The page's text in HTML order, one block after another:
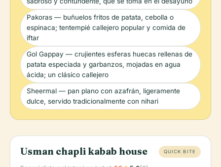
Pakoras — buñuelos fritos de patata, cebolla o
espinaca; tentempié callejero popular y comida de
iftar
Gol Gappay — crujientes esferas huecas rellenas de
patata especiada y garbanzos, mojadas en agua
ácida; un clásico callejero
Sheermal — pan plano con azafrán, ligeramente
dulce, servido tradicionalmente con nihari
Usman chapli kabab house QUICK BITE